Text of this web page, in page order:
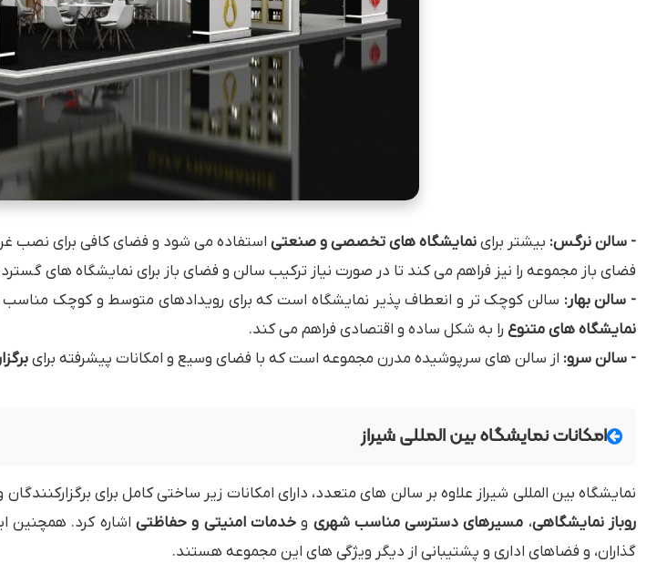
- سالن نرگس: بیشتر براینمایشگاه های تخصصی و صنعتی استفاده می شود و فضای کافی برای نصب
فضای باز مجموعه را نیز فراهم می کند تا در صورت نیاز ترکیب سالن و فضای باز برای نمایشگاه های
- سالن بهار: سالن کوچک تر و انعطاف پذیر نمایشگاه است که برای رویدادهای متوسط و کوچک مناسب
نمایشگاه های متنوع را به شکل ساده و اقتصادی فراهم می کند.
- سالن سرو: از سالن های سرپوشیده مدرن مجموعه است که با فضای وسیع و امکانات پیشرفته برای
امکانات نمایشگاه بین المللی شیراز
نمایشگاه بین المللی شیراز علاوه بر سالن های متعدد، دارای امکانات زیر ساختی کامل برای
روباز نمایشگاهی، مسیرهای دسترسی مناسب شهری وخدمات امنیتی و حفاظتی اشاره کرد. همچنین
گذاران، و فضاهای اداری و پشتیبانی از دیگر ویژگی های این مجموعه هستند.